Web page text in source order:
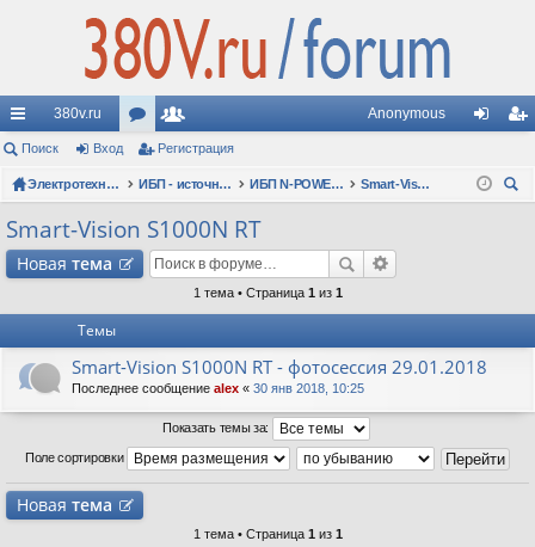
с
ы
лк
380v.ru
ор
ум
ол
ьз
ов
ат
Anonymous
д ис
Поиск Вход Регистрация
Электротехнические форумы ИБП - источники бесперебойного питания ИБП N-POWER: новые модели (презентации, фотосессии, обзоры)
Smart-Vision S1000N RT
Smart-Vision S1000N RT
Новая тема
1 тема • Страница 1 из 1
Темы
Smart-Vision S1000N RT - фотосессия 29.01.2018
Последнее сообщение alex « 30 янв 2018, 10:25
Показать темы за:
Поле сортировки
Новая тема
1 тема • Страница 1 из 1